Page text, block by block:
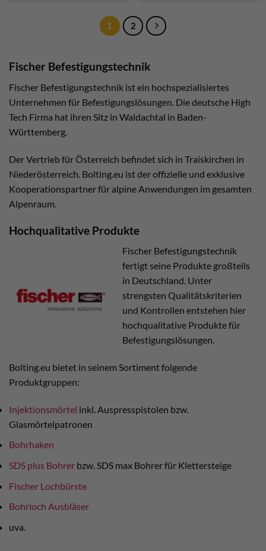
1 2
Fischer Befestigungstechnik
Fischer Befestigungstechnik ist ein hochspezialisiertes
Unternehmen für Befestigungslösungen. Die deutsche High
Tech Firma hat ihren Sitz in Waldachtal in Baden-
Württemberg.
Der Vertrieb für Österreich befindet sich in Traiskirchen in
Niederösterreich. Bolting.eu ist der offizielle und exklusive
Kooperationspartner für alpine Anwendungen im gesamten
Alpenraum.
Hochqualitative Produkte
Fischer Befestigungstechnik
fertigt seine Produkte großteils
in Deutschland. Unter
strengsten Qualitätskriterien
und Kontrollen entstehen hier
hochqualitative Produkte für
Befestigungslösungen.
Bolting.eu bietet in seinem Sortiment folgende
Produktgruppen:
Injektionsmörtel inkl. Auspresspistolen bzw.
Glasmörtelpatronen
Bohrhaken
SDS plus Bohrer bzw. SDS max Bohrer für Klettersteige
Fischer Lochbürste
Bohrloch Ausbläser
uva.